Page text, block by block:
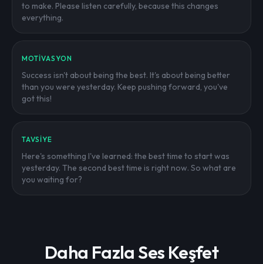
to make. Please listen carefully, because this changes
everything.
MOTIVASYON
Success isn't about being the best. It's about being better
than you were yesterday. Keep pushing forward, you've
got this!
TAVSIYE
Here's something I've learned: the best time to start was
yesterday. The second best time is right now. So what are
you waiting for?
Daha Fazla Ses Keşfet